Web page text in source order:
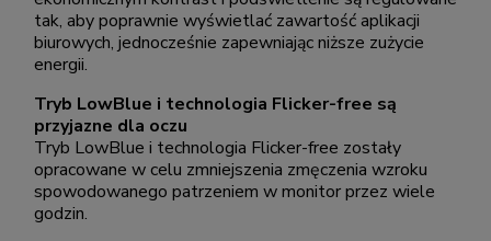
tak, aby poprawnie wyświetlać zawartość aplikacji
biurowych, jednocześnie zapewniając niższe zużycie
energii.
Tryb LowBlue i technologia Flicker-free są
przyjazne dla oczu
Tryb LowBlue i technologia Flicker-free zostały
opracowane w celu zmniejszenia zmęczenia wzroku
spowodowanego patrzeniem w monitor przez wiele
godzin.